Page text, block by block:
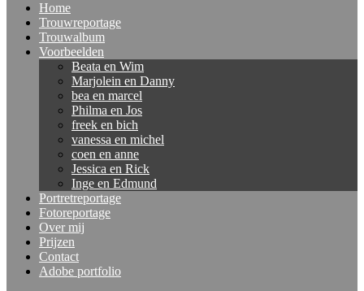
Home
Trouwreportage
Trouwalbum
Voorbeelden
Beata en Wim
Marjolein en Danny
bea en marcel
Philma en Jos
freek en bich
vanessa en michel
coen en anne
Jessica en Rick
Inge en Edmund
Portretreportage
Fotoreportage
Over mij
Prijzen
Contact
Adobe portfolio